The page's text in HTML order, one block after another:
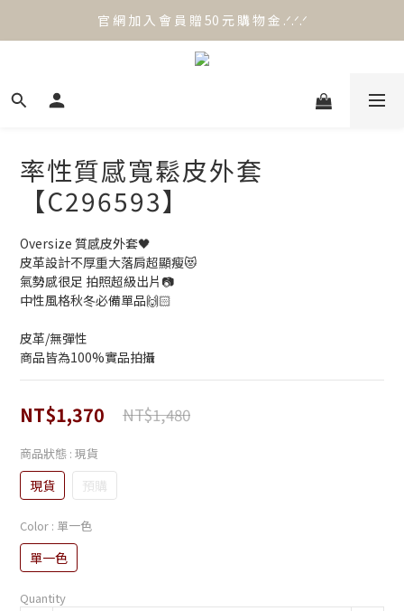
官 網 加 入 會 員 贈 50 元 購 物 金 .ᐟ.ᐟ.ᐟ
官 網 加 入 會 員 贈 50 元 購 物 金 .ᐟ.ᐟ.ᐟ
⟡.·*. 滿 NT.1000 免 運 費 ꔛ♡
率性質感寬鬆皮外套
【C296593】
Oversize 質感皮外套🖤
皮革設計不厚重大落肩超顯瘦😻
氣勢感很足 拍照超級出片📷
中性風格秋冬必備單品🙌🏻
皮革/無彈性
商品皆為100%實品拍攝
NT$1,370 NT$1,480
商品狀態 : 現貨
現貨 預購
Color : 單一色
單一色
Quantity